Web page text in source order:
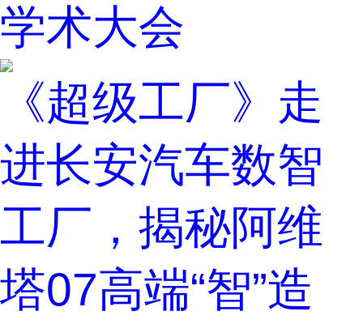
学术大会
《超级工厂》走
进长安汽车数智
工厂，揭秘阿维
塔07高端“智”造